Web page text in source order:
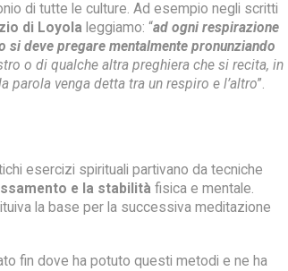
di tutte le culture. Ad esempio negli scritti
di Loyola leggiamo: “ad ogni respirazione
deve pregare mentalmente pronunziando
o di qualche altra preghiera che si recita, in
parola venga detta tra un respiro e l’altro”.
esercizi spirituali partivano da tecniche
e la stabilità fisica e mentale.
la base per la successiva meditazione
fin dove ha potuto questi metodi e ne ha